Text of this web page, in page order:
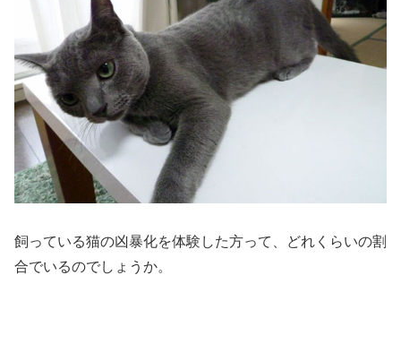
飼っている猫の凶暴化を体験した方って、どれくらいの割
合でいるのでしょうか。